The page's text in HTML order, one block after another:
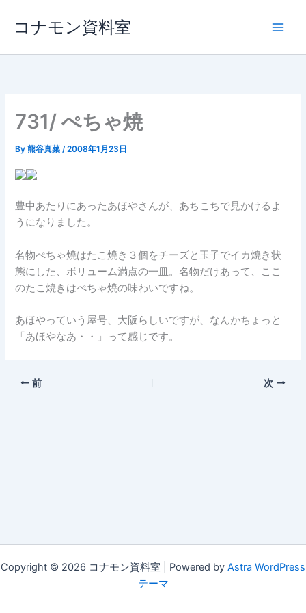
ス
コナモン資料室
731/ ぺちゃ焼
By熊谷真菜/2008年1月23日
豊中あたりにあったあほやさんが、あちこちで見かけるよ
うになりました。
名物ぺちゃ焼はたこ焼き３個をチーズと玉子でイカ焼き状
態にした、ボリューム満点の一皿。名物だけあって、ここ
のたこ焼きはぺちゃ焼の味わいですね。
あほやっていう屋号、大阪らしいですが、なんかちょっと
「あほやなあ・・」って感じです。
前 次
Copyright © 2026 コナモン資料室 | Powered by Astra WordPress
テーマ